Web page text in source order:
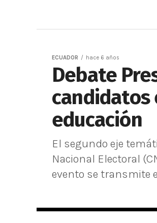
ECUADOR hace 6 años
Debate
candidatos
educación
El segundo eje
Nacional Electoral
evento se transmite